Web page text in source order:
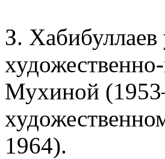
З.
Мухиной
1964).